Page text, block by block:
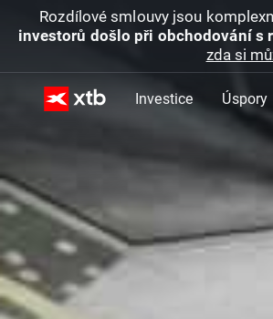
Rozdílové smlouvy jsou
investorů došlo při obchodování
zda si
Investice Úspory